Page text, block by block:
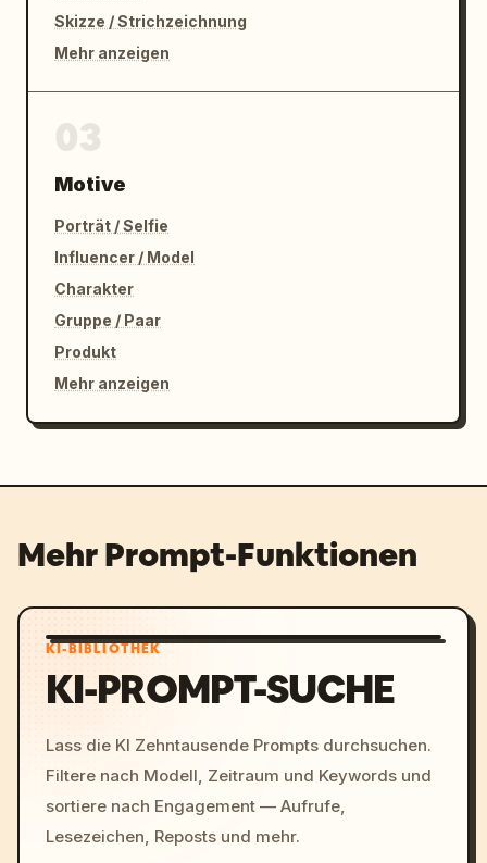
Skizze / Strichzeichnung
Mehr anzeigen
Motive
Porträt / Selfie
Influencer / Model
Charakter
Gruppe / Paar
Produkt
Mehr anzeigen
Mehr Prompt-Funktionen
KI-BIBLIOTHEK
KI-PROMPT-SUCHE
Lass die KI Zehntausende Prompts durchsuchen.
Filtere nach Modell, Zeitraum und Keywords und
sortiere nach Engagement — Aufrufe,
Lesezeichen, Reposts und mehr.